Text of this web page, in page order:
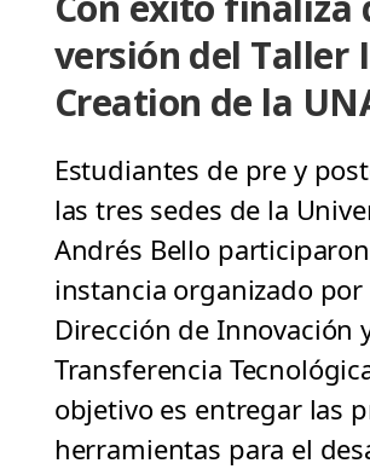
versión del Taller
Creation de la
Estudiantes de pre y
las tres sedes de la
Andrés Bello
instancia organizado por
Dirección de Innovación
Transferencia
objetivo es entregar las
herramientas para el